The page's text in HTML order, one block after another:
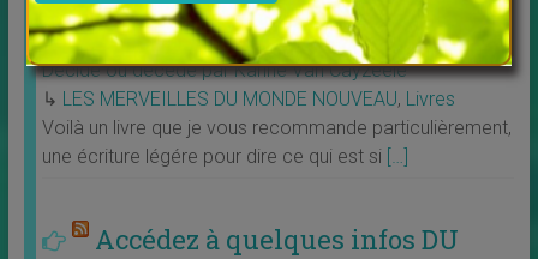
Décide ou décède par Karine Van Cayzeele
↳ LES MERVEILLES DU MONDE NOUVEAU, Livres
Voilà un livre que je vous recommande particulièrement,
une écriture légére pour dire ce qui est si […]
Accédez à quelques infos DU